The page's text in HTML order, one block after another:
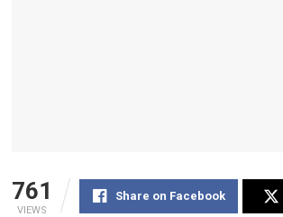
761
VIEWS
Share on Facebook